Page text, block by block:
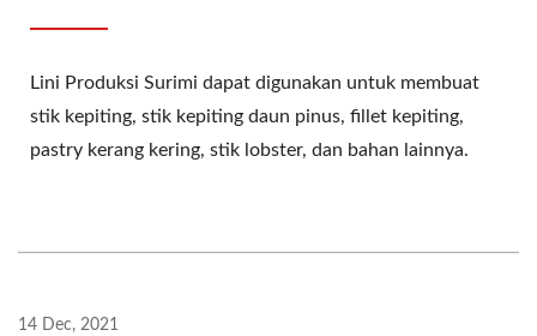
Lini Produksi Surimi dapat digunakan untuk membuat
stik kepiting, stik kepiting daun pinus, fillet kepiting,
pastry kerang kering, stik lobster, dan bahan lainnya.
14 Dec, 2021